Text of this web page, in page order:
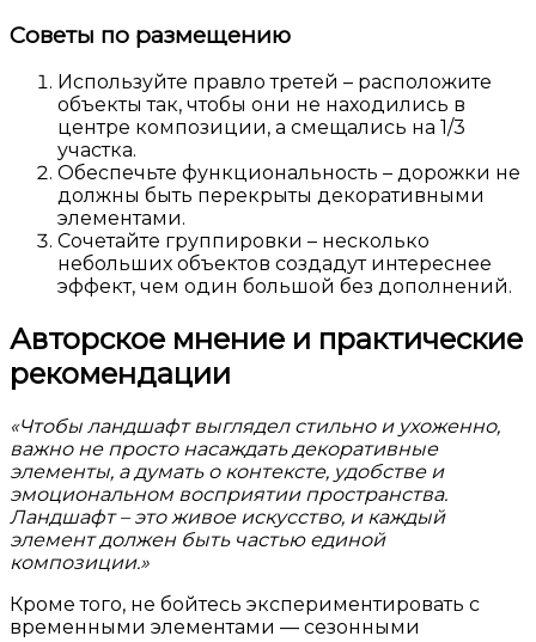
Советы по размещению
Используйте правло третей – расположите
объекты так, чтобы они не находились в
центре композиции, а смещались на 1/3
участка.
Обеспечьте функциональность – дорожки не
должны быть перекрыты декоративными
элементами.
Сочетайте группировки – несколько
небольших объектов создадут интереснее
эффект, чем один большой без дополнений.
Авторское мнение и практические
рекомендации
«Чтобы ландшафт выглядел стильно и ухоженно,
важно не просто насаждать декоративные
элементы, а думать о контексте, удобстве и
эмоциональном восприятии пространства.
Ландшафт – это живое искусство, и каждый
элемент должен быть частью единой
композиции.»
Кроме того, не бойтесь экспериментировать с
временными элементами — сезонными